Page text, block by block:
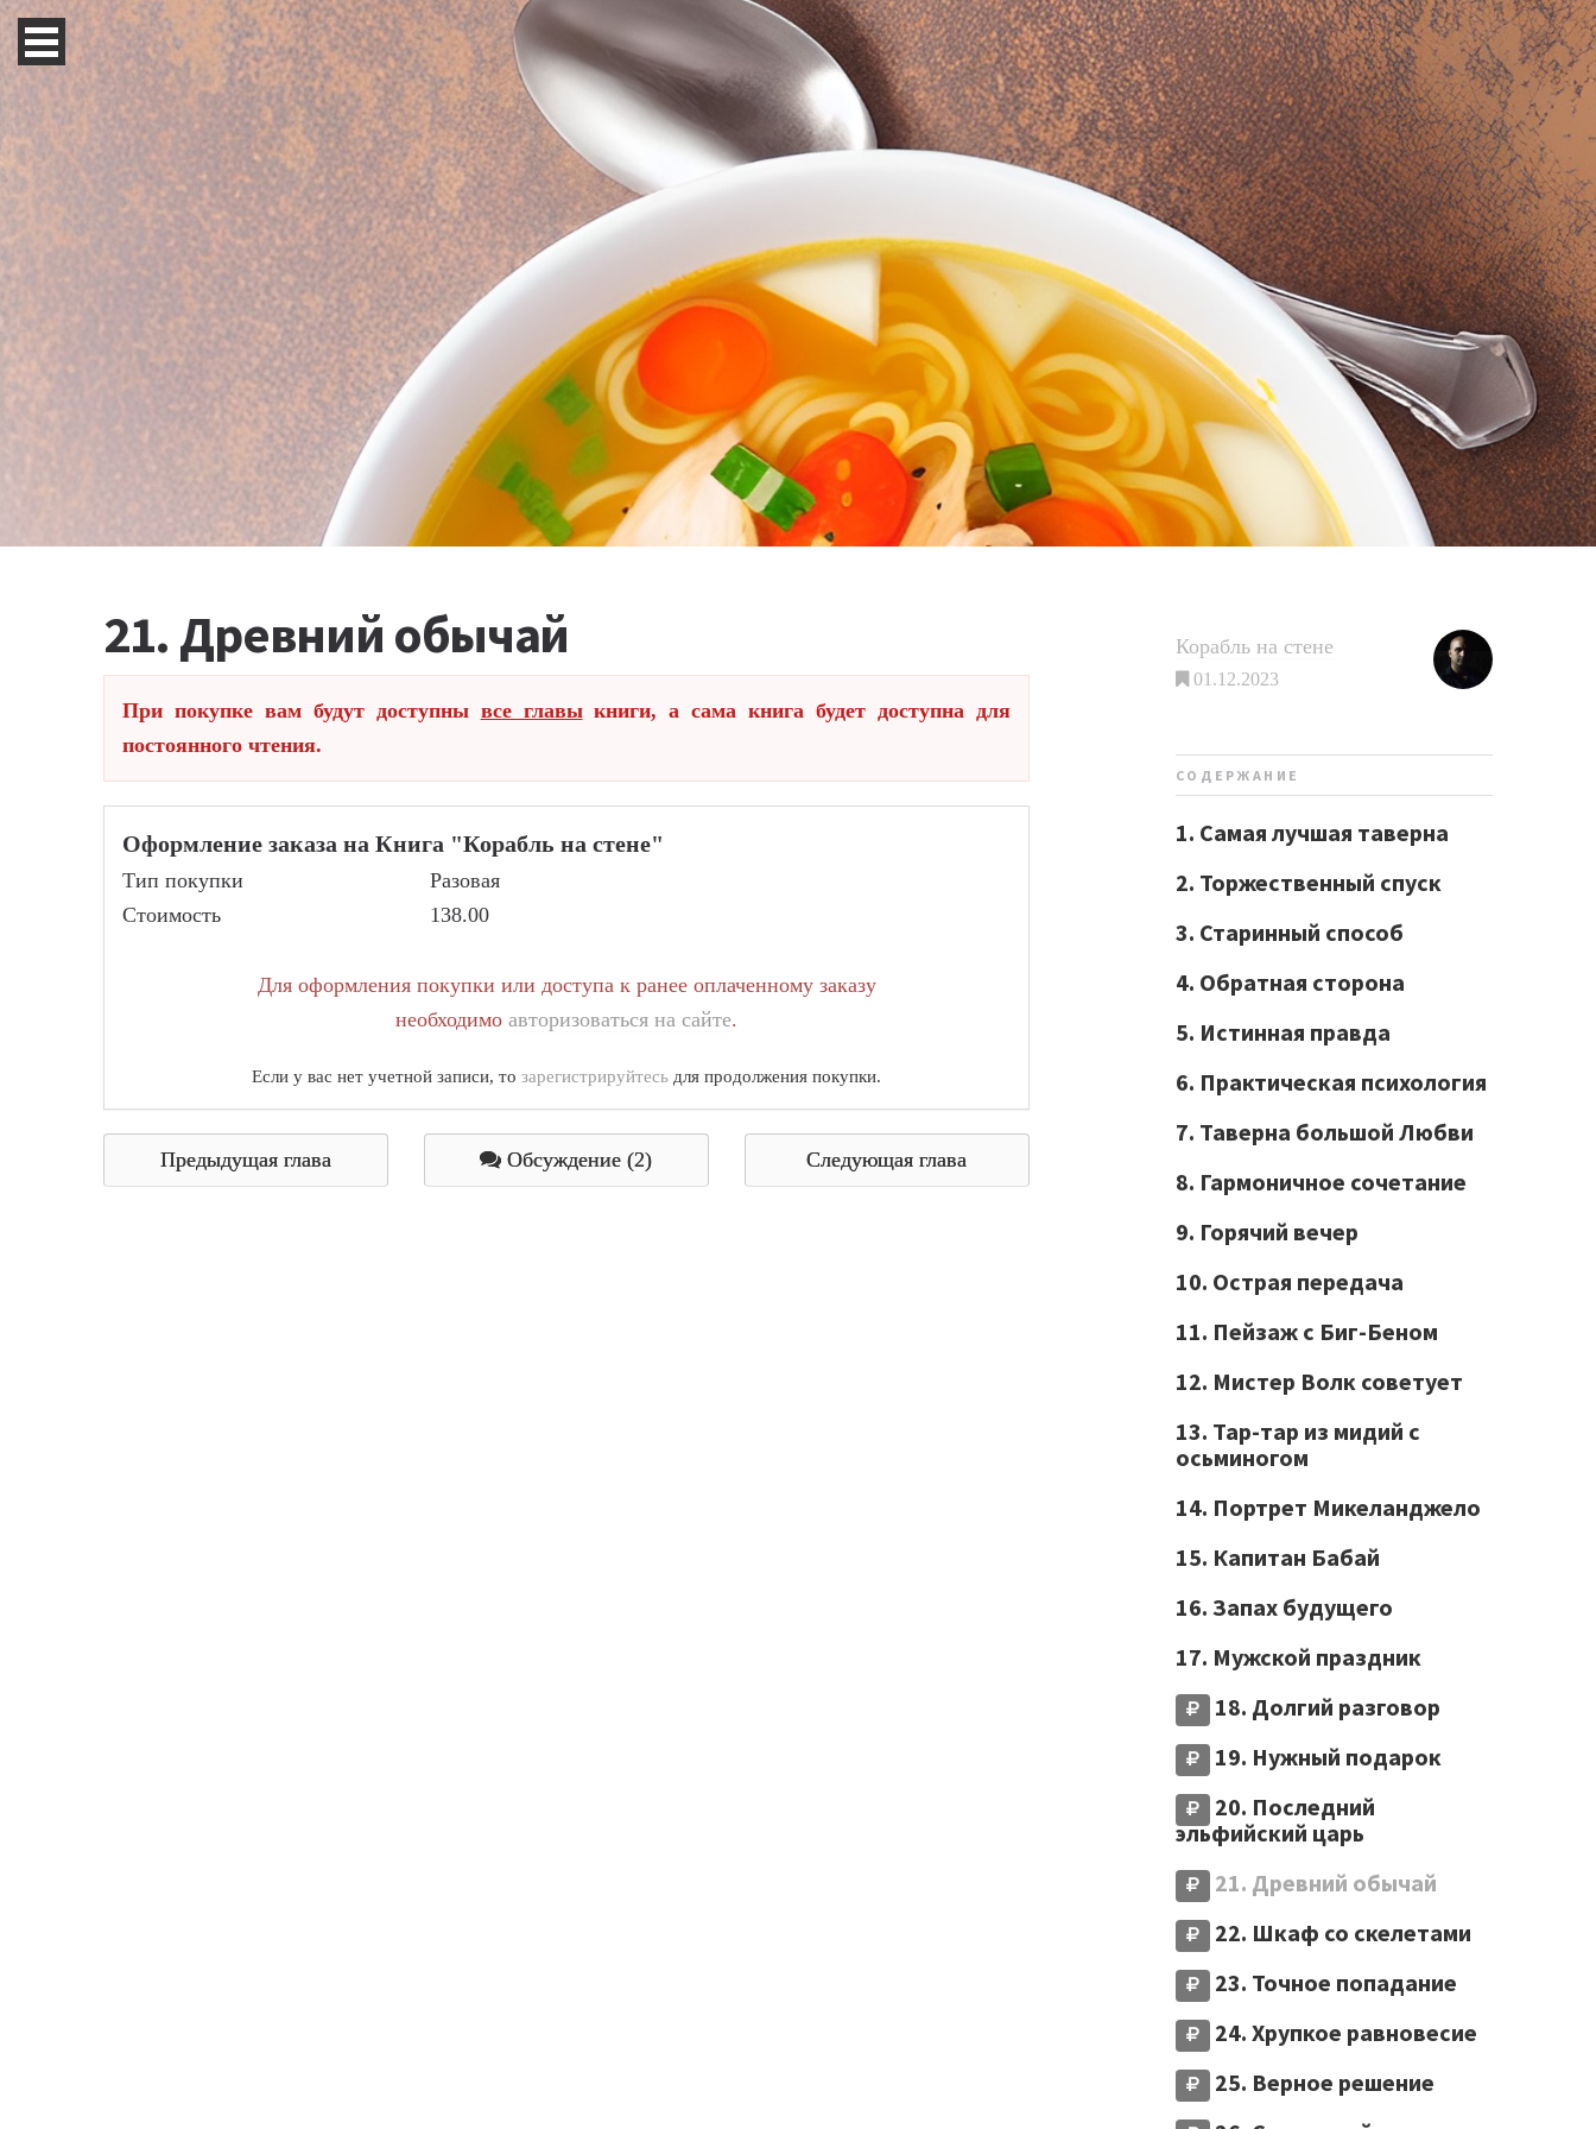
21. Древний обычай
При покупке вам будут доступны все главыкниги, а сама книга будет доступна для
постоянного чтения.
Оформление заказа на Книга "Корабль на стене"
Тип покупки
Разовая
Стоимость
138.00
Для оформления покупки или доступа к ранее оплаченному заказу
необходимо авторизоваться на сайте.
Если у вас нет учетной записи, то зарегистрируйтесь для продолжения покупки.
Предыдущая глава Обсуждение (2) Следующая глава
Корабль на стене
01.12.2023
СОДЕРЖАНИЕ
1. Самая лучшая таверна
2. Торжественный спуск
3. Старинный способ
4. Обратная сторона
5. Истинная правда
6. Практическая психология
7. Таверна большой Любви
8. Гармоничное сочетание
9. Горячий вечер
10. Острая передача
11. Пейзаж с Биг-Беном
12. Мистер Волк советует
13. Тар-тар из мидий с
осьминогом
14. Портрет Микеланджело
15. Капитан Бабай
16. Запах будущего
17. Мужской праздник
18. Долгий разговор
19. Нужный подарок
20. Последний
эльфийский царь
21. Древний обычай
22. Шкаф со скелетами
23. Точное попадание
24. Хрупкое равновесие
25. Верное решение